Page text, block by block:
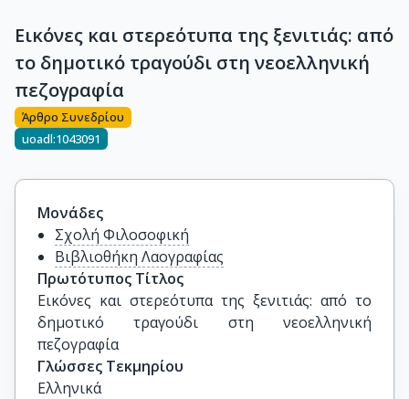
Εικόνες και στερεότυπα της ξενιτιάς: από
το δημοτικό τραγούδι στη νεοελληνική
πεζογραφία
Άρθρο Συνεδρίου
uoadl:1043091
Μονάδες
Σχολή Φιλοσοφική
Βιβλιοθήκη Λαογραφίας
Πρωτότυπος Τίτλος
Εικόνες και στερεότυπα της ξενιτιάς: από το
δημοτικό τραγούδι στη νεοελληνική
πεζογραφία
Γλώσσες Τεκμηρίου
Ελληνικά